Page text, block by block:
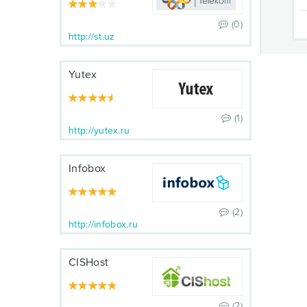
(0)
http://st.uz
Yutex
(1)
http://yutex.ru
Infobox
(2)
http://infobox.ru
CISHost